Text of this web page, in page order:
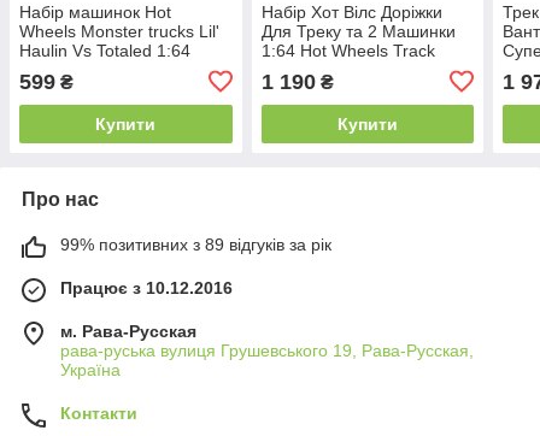
Набір машинок Hot
Wheels Monster trucks Lil'
Haulin Vs Totaled 1:64
599 ₴
Купити
Набір Хот Вілс Доріжки
Для Треку та 2 Машинки
1:64 Hot Wheels Track
1 190₴
Купити
1
Про нас
99% позитивних з 89 відгуків за рік
Працює з 10.12.2016
м. Рава-Русская
рава-руська вулиця Грушевського 19, Рава-Русская,
Україна
Контакти